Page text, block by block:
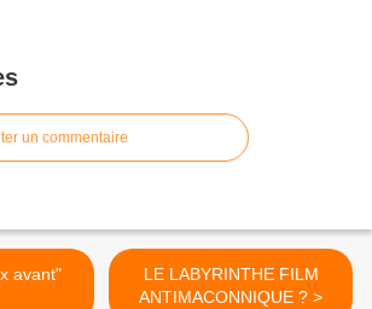
un commentaire
avant"
LE LABYRINTHE FILM
ANTIMACONNIQUE ? >